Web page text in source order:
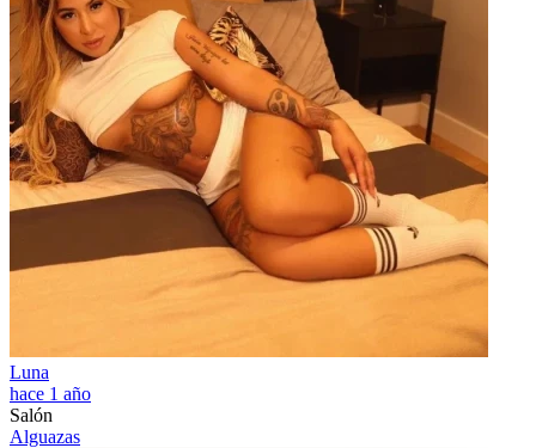
Luna
hace 1 año
Salón
Alguazas